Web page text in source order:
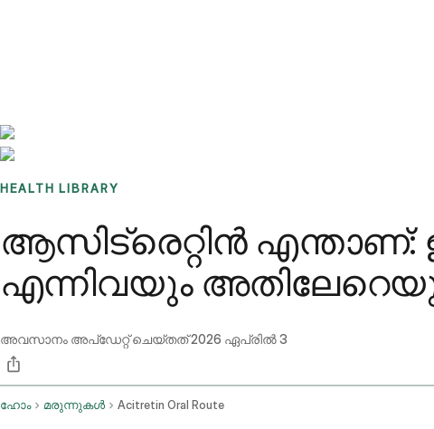
HEALTH LIBRARY
ആസിട്രെറ്റിൻ
എന്നിവയും
അവസാനം അപ്ഡേറ്റ് ചെയ്തത്2026 ഏപ്രിൽ 3
ഹോം മരുന്നുകൾ Acitretin Oral Route